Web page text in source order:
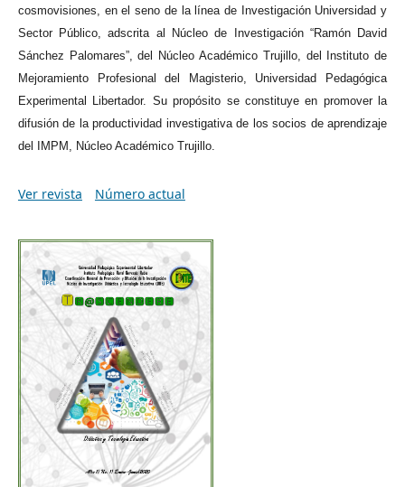
cosmovisiones, en el seno de la línea de Investigación Universidad y
Sector Público, adscrita al Núcleo de Investigación “Ramón David
Sánchez Palomares”, del Núcleo Académico Trujillo, del Instituto de
Mejoramiento Profesional del Magisterio, Universidad Pedagógica
Experimental Libertador. Su propósito se constituye en promover la
difusión de la productividad investigativa de los socios de aprendizaje
del IMPM, Núcleo Académico Trujillo.
Ver revista Número actual